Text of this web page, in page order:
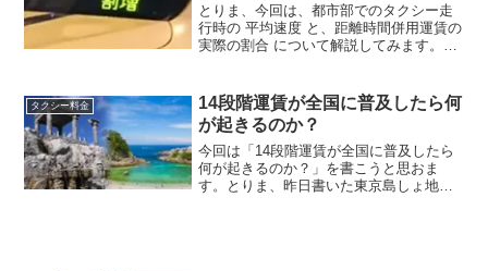
とりま、今回は、都市部でのタクシー走
行時の 平均速度 と、距離時間併用運賃の
実際の割合 について解説してみます。普
度は？】まず理論上の計算です。幹線道
路で以下の条件...
タクシー料金
14段階運賃が全国に普及したら何
が起きるのか？
今回は「14段階運賃が全国に普及したら
何が起きるのか？」を書こうと思おま
す。とりま、昨日書いた東京島しょ地区